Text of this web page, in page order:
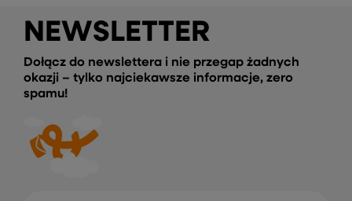
NEWSLETTER
Dołącz do newslettera i nie przegap żadnych
okazji – tylko najciekawsze informacje, zero
spamu!